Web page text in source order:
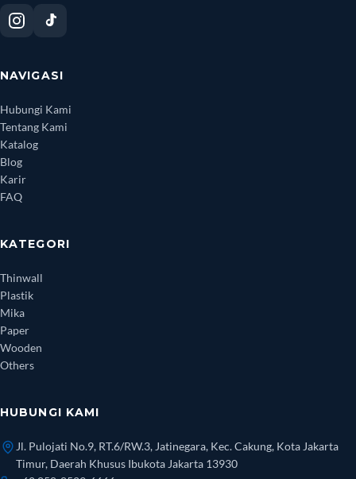
NAVIGASI
Hubungi Kami
Tentang Kami
Katalog
Blog
Karir
FAQ
KATEGORI
Thinwall
Plastik
Mika
Paper
Wooden
Others
HUBUNGI KAMI
Jl. Pulojati No.9, RT.6/RW.3, Jatinegara, Kec. Cakung, Kota Jakarta
Timur, Daerah Khusus Ibukota Jakarta 13930